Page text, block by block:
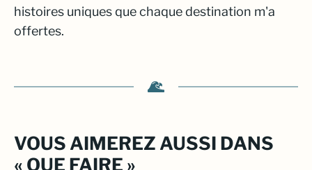
histoires uniques que chaque destination m'a
offertes.
VOUS AIMEREZ AUSSI DANS
« QUE FAIRE »